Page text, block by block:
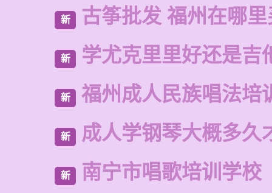
新 古筝批发 福州在哪
新 学尤克里里好还是吉
新 福州成人民族唱法培
新 成人学钢琴大概多久
新 南宁市唱歌培训学校